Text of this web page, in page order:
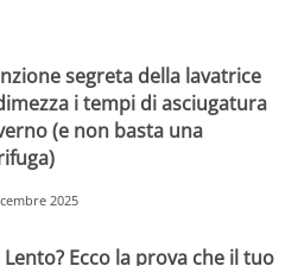
segreta della lavatrice
i tempi di asciugatura
(e non basta una
2025
Lento? Ecco la prova che il tuo